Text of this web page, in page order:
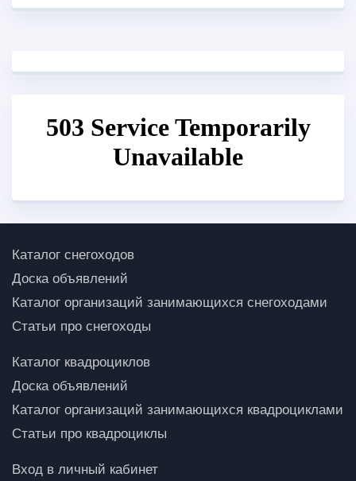
Каталог снегоходов
Доска объявлений
Каталог организаций занимающихся снегоходами
Статьи про снегоходы
Каталог квадроциклов
Доска объявлений
Каталог организаций занимающихся квадроциклами
Статьи про квадроциклы
Вход в личный кабинет